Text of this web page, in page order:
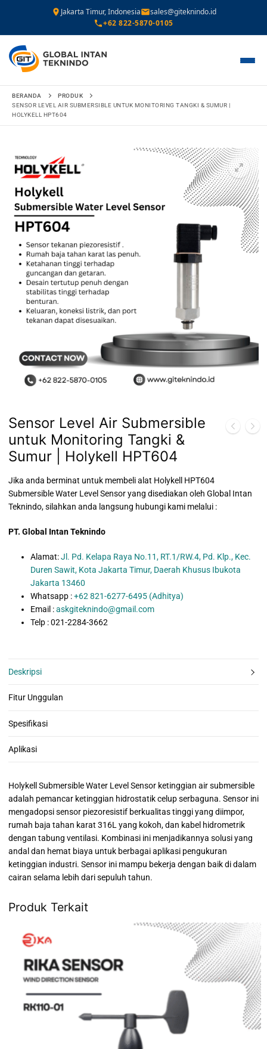
Jakarta Timur, Indonesia
sales@giteknindo.id
+62 822-5870-0105
Lompat
konten
BERANDA
PRODUK
SENSOR LEVEL AIR SUBMERSIBLE UNTUK MONITORING TANGKI & SUMUR |
HOLYKELL HPT604
🔍
Sensor Level Air Submersible
untuk Monitoring Tangki &
Sumur | Holykell HPT604
Jika anda berminat untuk membeli alat Holykell HPT604
Submersible Water Level Sensor yang disediakan oleh Global Intan
Teknindo, silahkan anda langsung hubungi kami melalui :
PT. Global Intan Teknindo
Alamat:Jl. Pd. Kelapa Raya No.11, RT.1/RW.4, Pd. Klp., Kec.
Duren Sawit, Kota Jakarta Timur, Daerah Khusus Ibukota
Jakarta 13460
Whatsapp :+62 821-6277-6495 (Adhitya)
Email :askgiteknindo@gmail.com
Telp : 021-2284-3662
Deskripsi
Fitur Unggulan
Spesifikasi
Aplikasi
Holykell Submersible Water Level Sensor ketinggian air submersible
adalah pemancar ketinggian hidrostatik celup serbaguna. Sensor ini
mengadopsisensor piezoresistif berkualitas tinggi yang diimpor,
rumah baja tahan karat 316L yang kokoh, dan kabel hidrometrik
dengan tabung ventilasi. Kombinasi ini menjadikannya solusi yang
andal dan hemat biaya untuk berbagai aplikasi pengukuran
ketinggian industri. Sensor ini mampu bekerja dengan baik di dalam
cairan selama lebih dari sepuluh tahun.
Produk Terkait